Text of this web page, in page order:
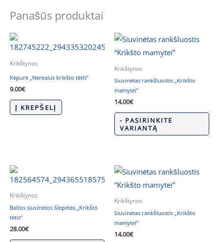
Panašūs produktai
Krikštynos
Kepurė „Nerealus krikšto tėtis”
9.00€
Į KREPŠELĮ
Krikštynos
Siuvinėtas rankšluostis „Krikšto
mamytei”
14.00€
- PASIRINKITE
VARIANTĄ
Krikštynos
Baltos siuvinėtos šlepetės „Krikšto
tėtis”
28.00€
Krikštynos
Siuvinėtas rankšluostis „Krikšto
mamytei”
14.00€